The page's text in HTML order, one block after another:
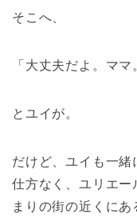
そこへ、
「大丈夫だよ。マ
とユイが。
だけど、ユイも一緒
仕方なく、ユリエー
まりの街の近くにあ